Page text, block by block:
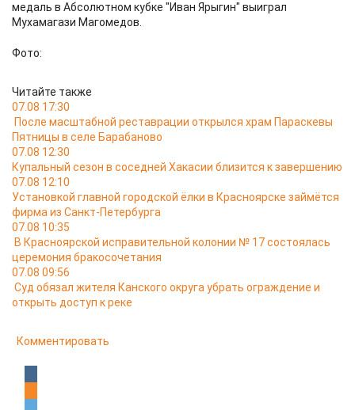
медаль в Абсолютном кубке "Иван Ярыгин" выиграл
Мухамагази Магомедов.
Фото:
Читайте также
07.08 17:30
После масштабной реставрации открылся храм Параскевы
Пятницы в селе Барабаново
07.08 12:30
Купальный сезон в соседней Хакасии близится к завершению
07.08 12:10
Установкой главной городской ёлки в Красноярске займётся
фирма из Санкт-Петербурга
07.08 10:35
В Красноярской исправительной колонии № 17 состоялась
церемония бракосочетания
07.08 09:56
Суд обязал жителя Канского округа убрать ограждение и
открыть доступ к реке
Комментировать